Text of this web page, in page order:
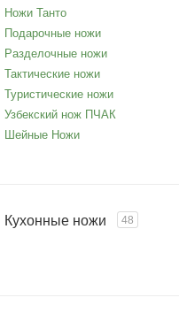
Ножи Танто
Подарочные ножи
Разделочные ножи
Тактические ножи
Туристические ножи
Узбекский нож ПЧАК
Шейные Ножи
Кухонные ножи 48